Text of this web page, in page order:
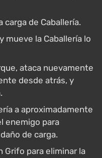
carga de Caballería.
mueve la Caballería lo
ataca nuevamente
desde atrás, y
a aproximadamente
enemigo para
de carga.
Grifo para eliminar la